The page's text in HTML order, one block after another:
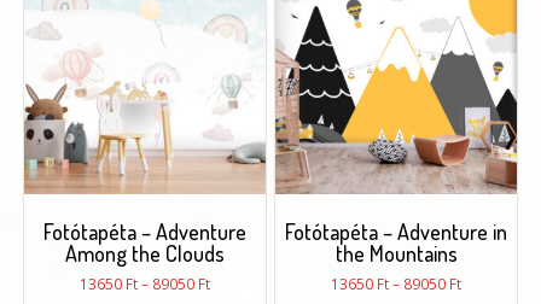
Fotótapéta – Adventure
Among the Clouds
13650 Ft– 89050 FtÁrtartomány:
Fotótapéta – Adventure in
the Mountains
13650 Ft– 89050 Ft